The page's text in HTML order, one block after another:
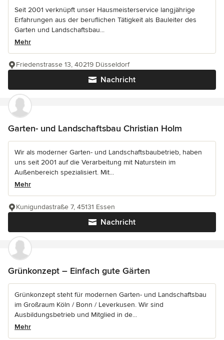
Seit 2001 verknüpft unser Hausmeisterservice langjährige
Erfahrungen aus der beruflichen Tätigkeit als Bauleiter des
Garten und Landschaftsbau...
Mehr
Nachricht
Friedenstrasse 13, 40219 Düsseldorf
Garten- und Landschaftsbau Christian Holm
Wir als moderner Garten- und Landschaftsbaubetrieb, haben
uns seit 2001 auf die Verarbeitung mit Naturstein im
Außenbereich spezialisiert. Mit...
Mehr
Nachricht
Kunigundastraße 7, 45131 Essen
Grünkonzept – Einfach gute Gärten
Grünkonzept steht für modernen Garten- und Landschaftsbau
im Großraum Köln / Bonn / Leverkusen. Wir sind
Ausbildungsbetrieb und Mitglied in de...
Mehr